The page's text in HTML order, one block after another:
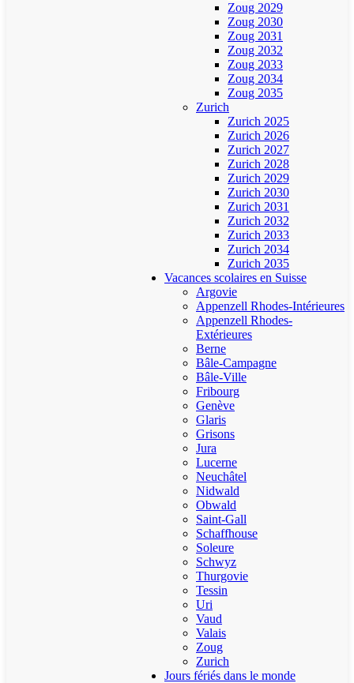
Zoug 2029
Zoug 2030
Zoug 2031
Zoug 2032
Zoug 2033
Zoug 2034
Zoug 2035
Zurich
Zurich 2025
Zurich 2026
Zurich 2027
Zurich 2028
Zurich 2029
Zurich 2030
Zurich 2031
Zurich 2032
Zurich 2033
Zurich 2034
Zurich 2035
Vacances scolaires en Suisse
Argovie
Appenzell Rhodes-Intérieures
Appenzell Rhodes-
Extérieures
Berne
Bâle-Campagne
Bâle-Ville
Fribourg
Genève
Glaris
Grisons
Jura
Lucerne
Neuchâtel
Nidwald
Obwald
Saint-Gall
Schaffhouse
Soleure
Schwyz
Thurgovie
Tessin
Uri
Vaud
Valais
Zoug
Zurich
Jours fériés dans le monde